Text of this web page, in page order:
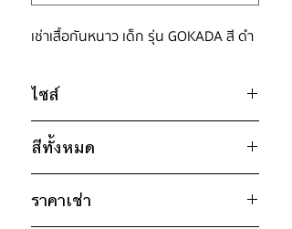
เช่าเสื้อกันหนาว เด็ก รุ่น GOKADA สี ดำ
ไซส์
ไซส์ : 130
อก 38" / เอว 38" / สะโพก 38" /
ไหล่กว้าง 13" / วงแขน 22" / ยาว
24"
สีทั้งหมด
ดำ
ราคาเช่า